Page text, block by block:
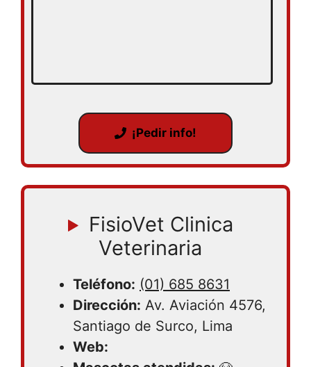
¡Pedir info!
FisioVet Clinica
Veterinaria
Teléfono: (01) 685 8631
Dirección: Av. Aviación 4576,
Santiago de Surco, Lima
Web: